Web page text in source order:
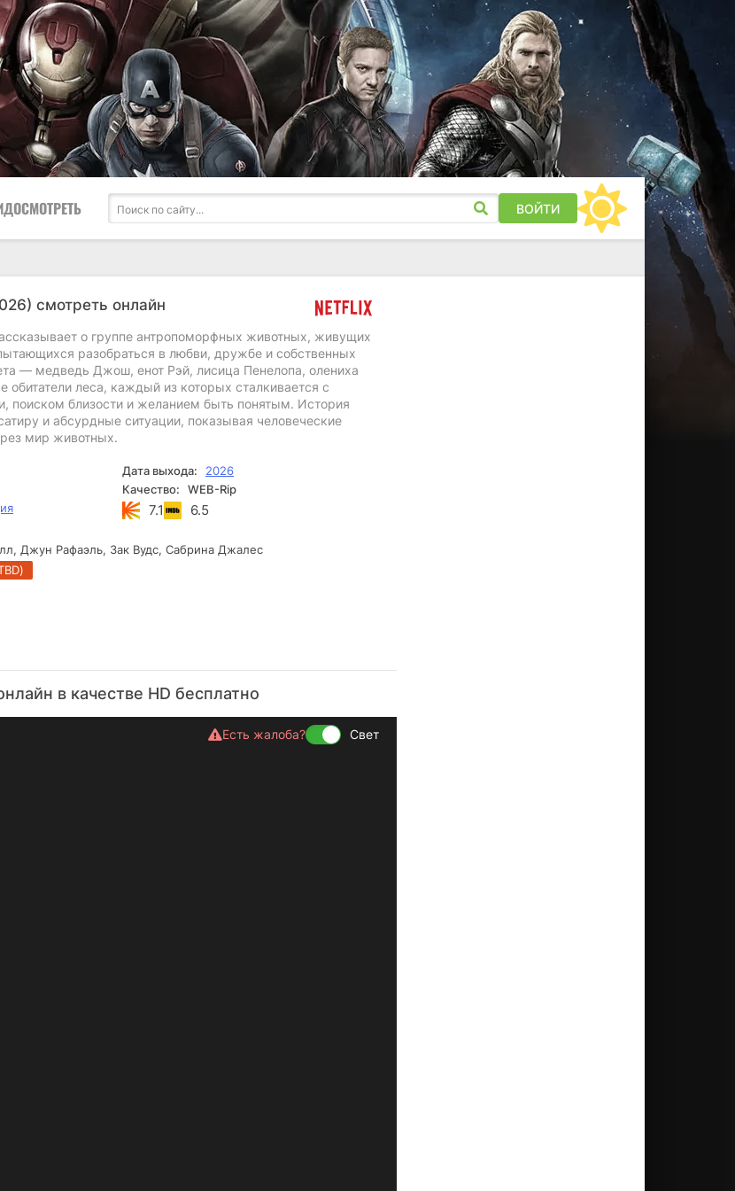
ДОСМОТРЕТЬ ВОЙТИ
смотреть онлайн
о группе антропоморфных животных, живущих
разобраться в любви, дружбе и собственных
— медведь Джош, енот Рэй, лисица Пенелопа, олениха
обитатели леса, каждый из которых сталкивается с
поиском близости и желанием быть понятым. История
и абсурдные ситуации, показывая человеческие
мир животных.
Дата выхода:
2026
Качество:
WEB-Rip
7.1 6.5
Джун Рафаэль, Зак Вудс, Сабрина Джалес
в качестве HD бесплатно
Есть жалоба? Свет